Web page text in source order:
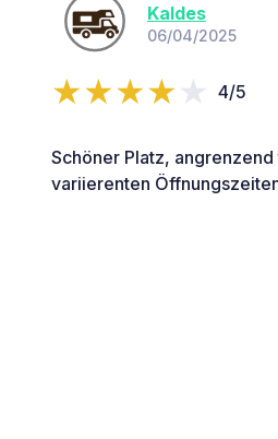
Kaldes
06/04/2025
4/5
Schöner Platz,
variierenten